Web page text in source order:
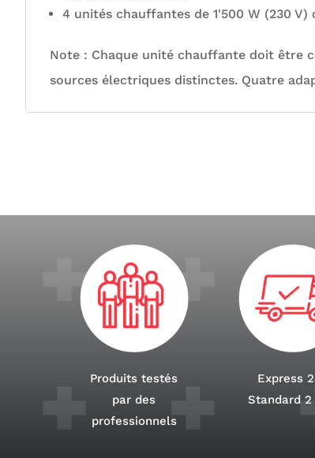
4 unités chauffantes de 1'500 W (230 V)
Note : Chaque unité chauffante doit être
sources électriques distinctes. Quatre
Produits testés
par des
professionnels
Express
Standard 2